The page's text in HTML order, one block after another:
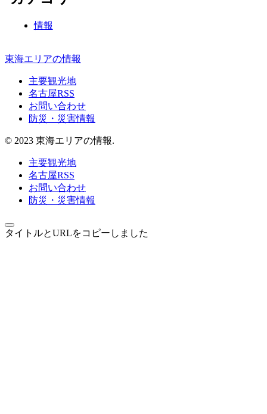
情報
東海エリアの情報
主要観光地
名古屋RSS
お問い合わせ
防災・災害情報
© 2023 東海エリアの情報.
主要観光地
名古屋RSS
お問い合わせ
防災・災害情報
タイトルとURLをコピーしました